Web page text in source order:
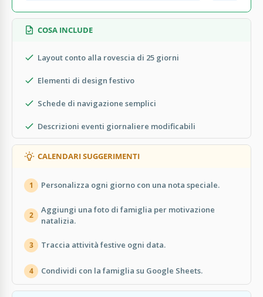
COSA INCLUDE
Layout conto alla rovescia di 25 giorni
Elementi di design festivo
Schede di navigazione semplici
Descrizioni eventi giornaliere modificabili
CALENDARI SUGGERIMENTI
1 Personalizza ogni giorno con una nota speciale.
2
Aggiungi una foto di famiglia per motivazione
natalizia.
3 Traccia attività festive ogni data.
4 Condividi con la famiglia su Google Sheets.